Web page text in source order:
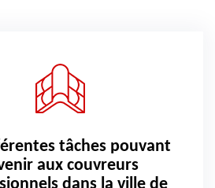
tâches pouvant
aux couvreurs